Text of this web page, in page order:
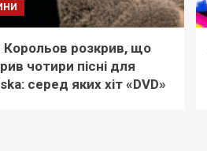
Корольов розкрив, що
чотири пісні для
серед яких хіт «DVD»